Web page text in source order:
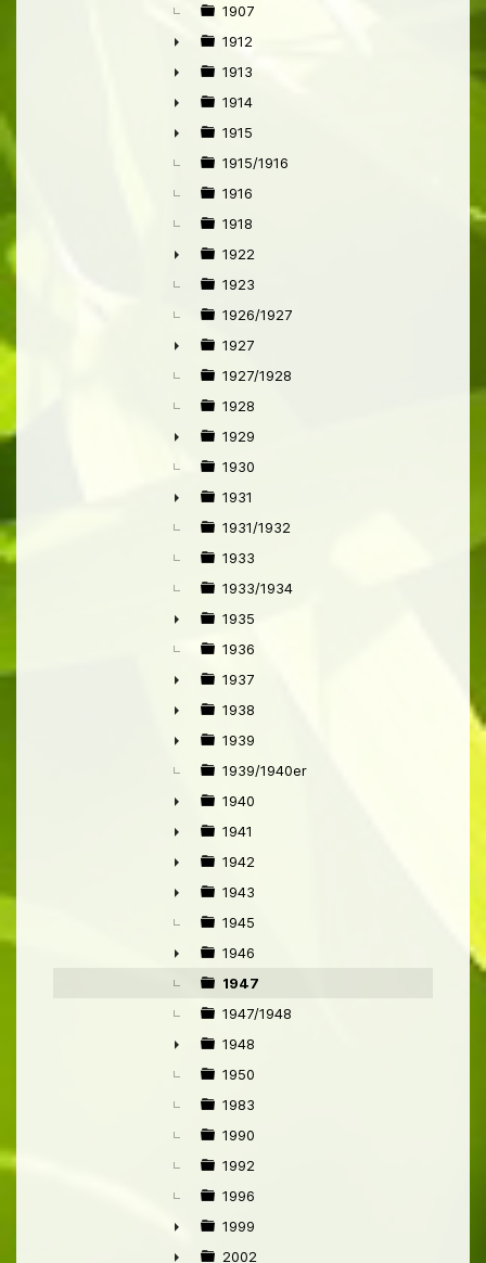
1907
►
1912
►
1913
►
1914
►
1915
1915/1916
1916
1918
►
1922
1923
1926/1927
►
1927
1927/1928
1928
►
1929
1930
►
1931
1931/1932
1933
1933/1934
►
1935
1936
►
1937
►
1938
►
1939
1939/1940er
►
1940
►
1941
►
1942
►
1943
1945
►
1946
1947
1947/1948
►
1948
1950
1983
1990
1992
1996
►
1999
2002